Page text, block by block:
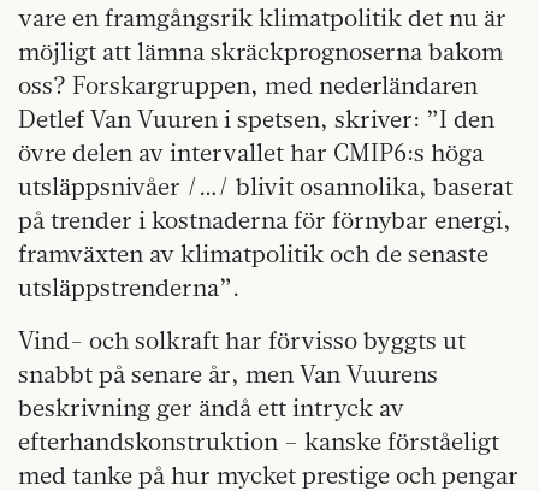
vare en framgångsrik klimatpolitik det nu är
möjligt att lämna skräckprognoserna bakom
oss? Forskargruppen, med nederländaren
Detlef Van Vuuren i spetsen, skriver: ”I den
övre delen av intervallet har CMIP6:s höga
utsläppsnivåer /…/ blivit osannolika, baserat
på trender i kostnaderna för förnybar energi,
framväxten av klimatpolitik och de senaste
utsläppstrenderna”.
Vind- och solkraft har förvisso byggts ut
snabbt på senare år, men Van Vuurens
beskrivning ger ändå ett intryck av
efterhandskonstruktion – kanske förståeligt
med tanke på hur mycket prestige och pengar